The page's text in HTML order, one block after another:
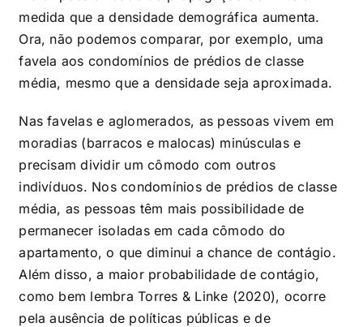
medida que a densidade demográfica aumenta.
Ora, não podemos comparar, por exemplo, uma
favela aos condomínios de prédios de classe
média, mesmo que a densidade seja aproximada.
Nas favelas e aglomerados, as pessoas vivem em
moradias (barracos e malocas) minúsculas e
precisam dividir um cômodo com outros
indivíduos. Nos condomínios de prédios de classe
média, as pessoas têm mais possibilidade de
permanecer isoladas em cada cômodo do
apartamento, o que diminui a chance de contágio.
Além disso, a maior probabilidade de contágio,
como bem lembra Torres & Linke (2020), ocorre
pela ausência de políticas públicas e de